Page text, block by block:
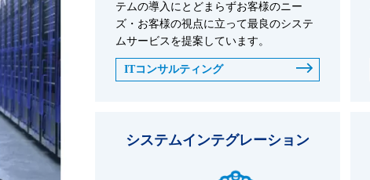
テムの導入にとどまらずお客様のニー
ズ・お客様の視点に立って最良のシステ
ムサービスを提案しています。
ITコンサルティング
システムインテグレーション